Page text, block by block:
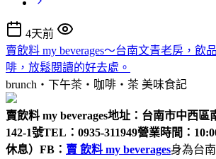
4天前
賣飲料 my beverages～台南文青老房，飲
啡，放鬆閱讀的好去處。
brunch‧下午茶‧咖啡‧茶 美味食記
賣飲料 my beverages地址：台南市中西區
142-1號TEL：0935-311949營業時間：
休息） FB： 賣 飲料 my beverages身為台